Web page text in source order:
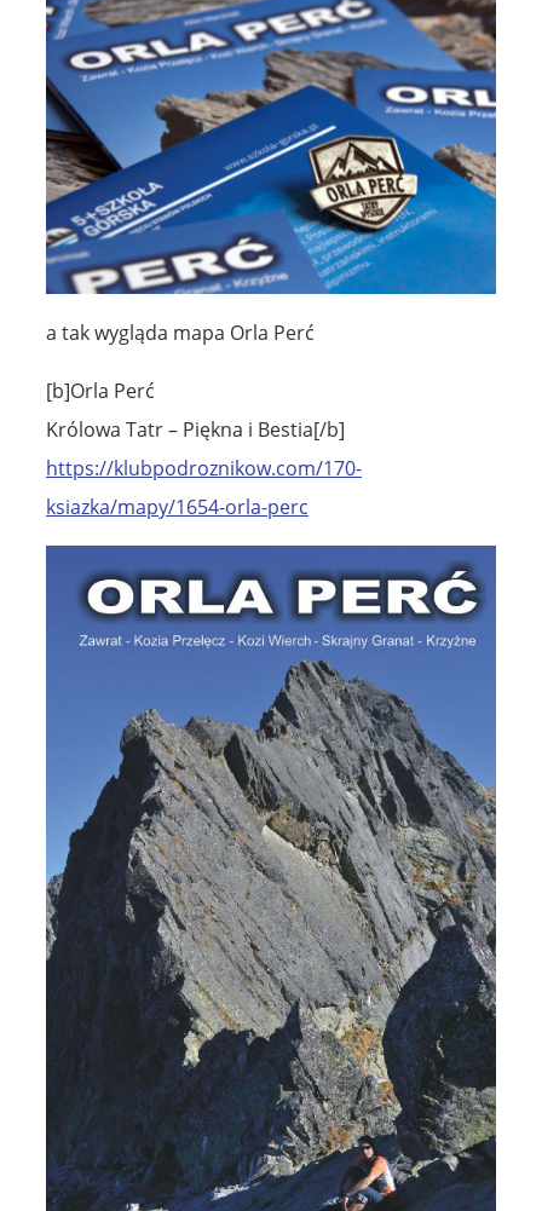
a tak wygląda mapa Orla Perć
[b]Orla Perć
Królowa Tatr – Piękna i Bestia[/b]
https://klubpodroznikow.com/170-
ksiazka/mapy/1654-orla-perc